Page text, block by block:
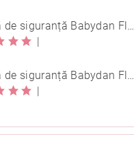
Poartă de siguranță Babydan Flexi Fit metal neagră 67-105,5 cm cu înșurubare
|
Poartă de siguranță Babydan Flexi Fit metal neagră 67-105,5 cm cu înșurubare
|